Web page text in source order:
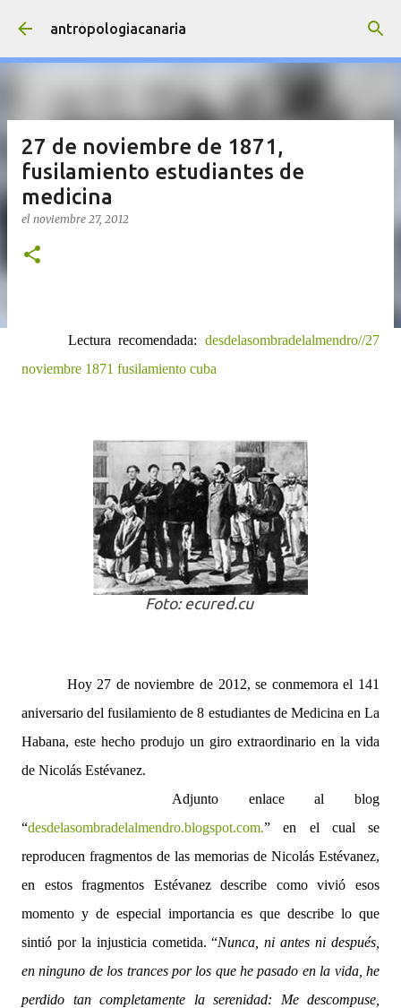
Ir al contenido principal
antropologiacanaria
27 de noviembre de 1871,
fusilamiento estudiantes de
medicina
el noviembre 27, 2012
Lectura recomendada: desdelasombradelalmendro//27
noviembre 1871 fusilamiento cuba
Foto: ecured.cu
Hoy 27 de noviembre de 2012, se conmemora el 141
aniversario del fusilamiento de 8 estudiantes de Medicina en La
Habana, este hecho produjo un giro extraordinario en la vida
de Nicolás Estévanez.
Adjunto enlace al blog
“desdelasombradelalmendro.blogspot.com.” en el cual se
reproducen fragmentos de las memorias de Nicolás Estévanez,
en estos fragmentos Estévanez describe como vivió esos
momento y de especial importancia es que describe lo que
sintió por la injusticia cometida. “Nunca, ni antes ni después,
en ninguno de los trances por los que he pasado en la vida, he
perdido tan completamente la serenidad: Me descompuse,